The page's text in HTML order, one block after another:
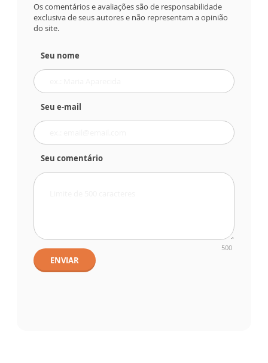
Os comentários e avaliações são de responsabilidade
exclusiva de seus autores e não representam a opinião
do site.
Seu nome
Seu e-mail
Seu comentário
500
ENVIAR